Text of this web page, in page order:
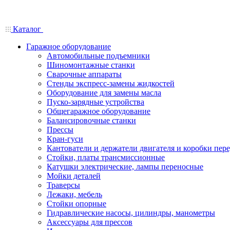
Каталог
Гаражное оборудование
Автомобильные подъемники
Шиномонтажные станки
Сварочные аппараты
Стенды экспресс-замены жидкостей
Оборудование для замены масла
Пуско-зарядные устройства
Общегаражное оборудование
Балансировочные станки
Прессы
Кран-гуси
Кантователи и держатели двигателя и коробки
Стойки, платы трансмиссионные
Катушки электрические, лампы переносные
Мойки деталей
Траверсы
Лежаки, мебель
Стойки опорные
Гидравлические насосы, цилиндры, манометры
Аксессуары для прессов